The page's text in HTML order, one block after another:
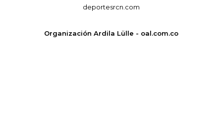
deportesrcn.com
Organización Ardila Lülle - oal.com.co